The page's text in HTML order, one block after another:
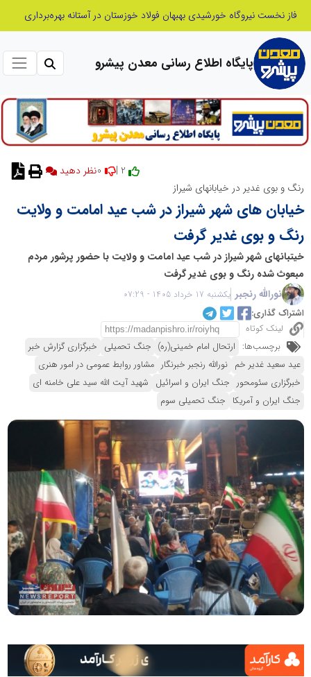
فاز نخست نیروگاه خورشیدی بهبهان فولاد خوزستان در آستانه بهره‌برداری
پایگاه اطلاع رسانی معدن پیشرو
نظر دهید
رنگ و بوی غدیر در خیابانهای شیراز
خیابان های شهر شیراز در شب عید امامت و ولایت
رنگ و بوی غدیر گرفت
خیتبانهای شهر شیراز در شب عید امامت و ولایت با حضور پرشور مردم
مبعوث شده رنگ و بوی غدیر گرفت
نورالله رنجبر یکشنبه 17 خرداد 1405 - 07:29
اشتراک گذاری:
لینک کوتاه
برچسب‌ها: ارتحال امام خمینی(ره) جنگ تحمیلی خبرگزاری گزارش خبر
عید سعید غدیر خم نورالله رنجبر خبرنگار مشاور روابط عمومی در امور هنری
خبرگزاری سئومحور جنگ ایران و اسرائیل شهید آیت الله سید علی خامنه ای
جنگ ایران و آمریکا جنگ تحمیلی سوم